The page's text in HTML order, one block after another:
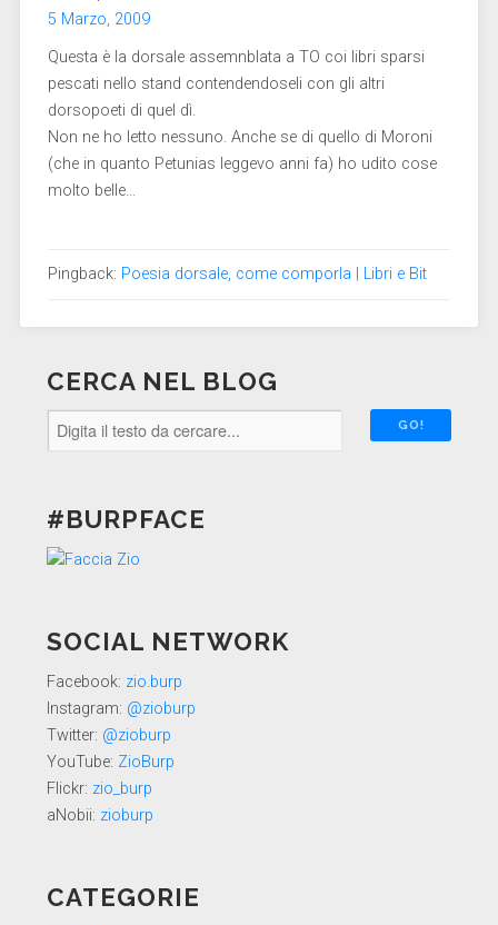
5 Marzo, 2009
Questa è la dorsale assemnblata a TO coi libri sparsi
pescati nello stand contendendoseli con gli altri
dorsopoeti di quel dì.
Non ne ho letto nessuno. Anche se di quello di Moroni
(che in quanto Petunias leggevo anni fa) ho udito cose
molto belle…
Pingback: Poesia dorsale, come comporla | Libri e Bit
CERCA NEL BLOG
#BURPFACE
SOCIAL NETWORK
Facebook: zio.burp
Instagram: @zioburp
Twitter: @zioburp
YouTube: ZioBurp
Flickr: zio_burp
aNobii: zioburp
CATEGORIE